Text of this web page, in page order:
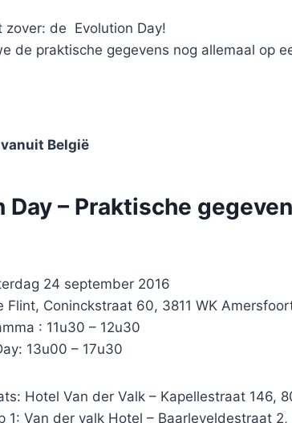
zover: de Evolution Day!
de praktische gegevens nog allemaal op
België
Day – Praktische
24 september 2016
Flint, Coninckstraat 60, 3811 WK
: 11u30 – 12u30
13u00 – 17u30
Hotel Van der Valk – Kapellestraat 146,
1: Van der valk Hotel – Baarleveldestraat